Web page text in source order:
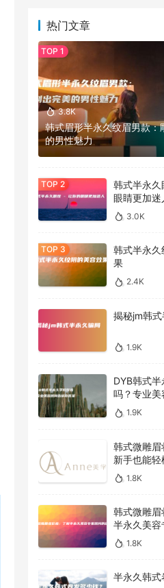
热门文章
3.8K
韩式眉形半永久纹眉男款：
的男性魅力
韩式半永久
眼睛更加迷
3.0K
韩式半永久
果
2.4K
揭秘jm韩
1.9K
DYB韩式
吗？专业美
答案！
1.9K
韩式微雕眉
新手也能轻
1.8K
韩式微雕
半永久美容
议 1.8K
半永久韩式